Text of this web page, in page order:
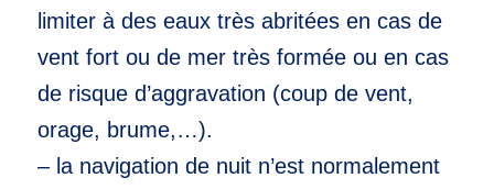
limiter à des eaux très abritées en cas de
vent fort ou de mer très formée ou en cas
de risque d’aggravation (coup de vent,
orage, brume,…).
– la navigation de nuit n’est normalement